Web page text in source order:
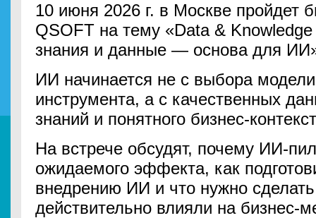
10 июня 2026 г. в Москве пройдет
QSOFT на тему «Data &
знания и данные — основа для
ИИ начинается не с выбора
инструмента, а с качественных
знаний и понятного бизнес-
На встрече обсудят, почему ИИ-
ожидаемого эффекта, как
внедрению ИИ и что нужно
действительно влияли на бизнес-